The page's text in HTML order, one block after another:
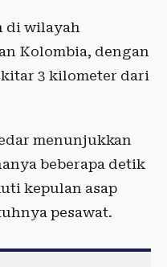
di wilayah
Kolombia, dengan
3 kilometer dari
menunjukkan
beberapa detik
kepulan asap
pesawat.